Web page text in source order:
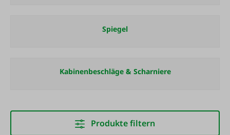
Spiegel
Kabinenbeschläge & Scharniere
Produkte filtern